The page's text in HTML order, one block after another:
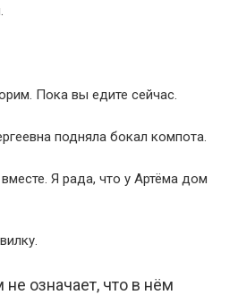
Пока вы едите сейчас.
подняла бокал компота.
Я рада, что у Артёма дом
означает, что в нём